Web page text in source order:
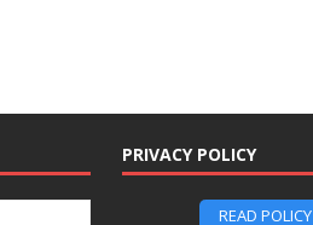
PRIVACY POLICY
READ POLICY